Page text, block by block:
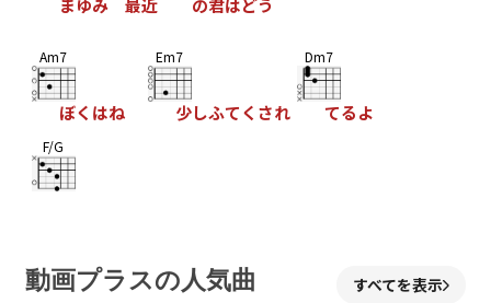
Am7
ぼくはね
Em7
少しふてくされ
Dm7
てるよ
F/G
動画プラスの人気曲 すべてを表示